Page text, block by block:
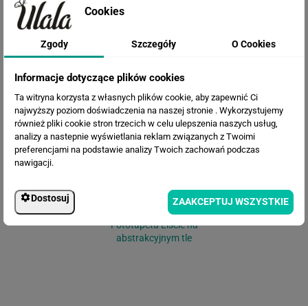
Tropikalnych Liściach
Fototapeta Liście na
abstrakcyjnym tle
Cookies
Zgody Szczegóły O Cookies
Informacje dotyczące plików cookies
Ta witryna korzysta z własnych plików cookie, aby zapewnić Ci
najwyższy poziom doświadczenia na naszej stronie . Wykorzystujemy
również pliki cookie stron trzecich w celu ulepszenia naszych usług,
analizy a nastepnie wyświetlania reklam związanych z Twoimi
preferencjami na podstawie analizy Twoich zachowań podczas
nawigacji.
Dostosuj ZAAKCEPTUJ WSZYSTKIE